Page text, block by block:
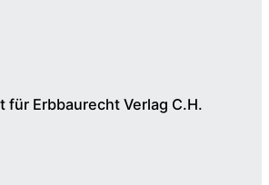
für Erbbaurecht Verlag C.H.